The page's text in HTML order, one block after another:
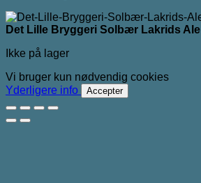
Det Lille Bryggeri Solbær Lakrids Ale
Ikke på lager
Vi bruger kun nødvendig cookies
Yderligere info
Accepter